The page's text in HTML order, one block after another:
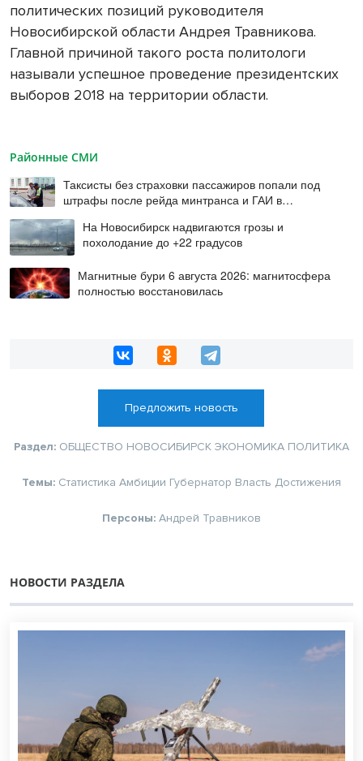
политических позиций руководителя
Новосибирской области Андрея Травникова.
Главной причиной такого роста политологи
называли успешное проведение президентских
выборов 2018 на территории области.
Районные СМИ
Таксисты без страховки пассажиров попали под
штрафы после рейда минтранса и ГАИ в
На Новосибирск надвигаются грозы и
похолодание до +22 градусов
Магнитные бури 6 августа 2026: магнитосфера
полностью восстановилась
Предложить новость
Раздел: ОБЩЕСТВО НОВОСИБИРСК ЭКОНОМИКА ПОЛИТИКА
Темы: Статистика Амбиции Губернатор Власть Достижения
Персоны: Андрей Травников
НОВОСТИ РАЗДЕЛА